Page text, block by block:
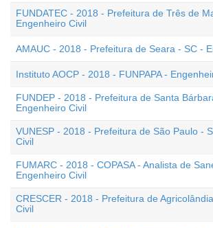
FUNDATEC - 2018 - Prefeitura de Três de
Engenheiro Civil
AMAUC - 2018 - Prefeitura de Seara - SC -
Instituto AOCP - 2018 - FUNPAPA -
FUNDEP - 2018 - Prefeitura de Santa
Engenheiro Civil
VUNESP - 2018 - Prefeitura de São Paulo -
Civil
FUMARC - 2018 - COPASA - Analista de
Engenheiro Civil
CRESCER - 2018 - Prefeitura de
Civil